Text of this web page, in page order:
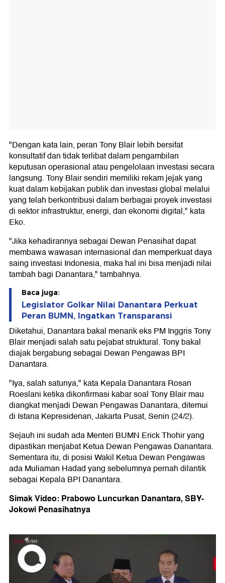
"Dengan kata lain, peran Tony Blair lebih bersifat
konsultatif dan tidak terlibat dalam pengambilan
keputusan operasional atau pengelolaan investasi secara
langsung. Tony Blair sendiri memiliki rekam jejak yang
kuat dalam kebijakan publik dan investasi global melalui
yang telah berkontribusi dalam berbagai proyek investasi
di sektor infrastruktur, energi, dan ekonomi digital," kata
Eko.
"Jika kehadirannya sebagai Dewan Penasihat dapat
membawa wawasan internasional dan memperkuat daya
saing investasi Indonesia, maka hal ini bisa menjadi nilai
tambah bagi Danantara," tambahnya.
Baca juga:
Legislator Golkar Nilai Danantara Perkuat
Peran BUMN, Ingatkan Transparansi
Diketahui, Danantara bakal menarik eks PM Inggris Tony
Blair menjadi salah satu pejabat struktural. Tony bakal
diajak bergabung sebagai Dewan Pengawas BPI
Danantara.
"Iya, salah satunya," kata Kepala Danantara Rosan
Roeslani ketika dikonfirmasi kabar soal Tony Blair mau
diangkat menjadi Dewan Pengawas Danantara, ditemui
di Istana Kepresidenan, Jakarta Pusat, Senin (24/2).
Sejauh ini sudah ada Menteri BUMN Erick Thohir yang
dipastikan menjabat Ketua Dewan Pengawas Danantara.
Sementara itu, di posisi Wakil Ketua Dewan Pengawas
ada Muliaman Hadad yang sebelumnya pernah dilantik
sebagai Kepala BPI Danantara.
Simak Video: Prabowo Luncurkan Danantara, SBY-
Jokowi Penasihatnya